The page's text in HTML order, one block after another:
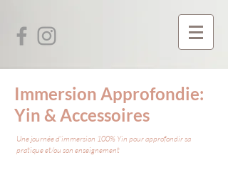
Immersion Approfondie:
Yin & Accessoires
Une journée d'immersion 100% Yin pour approfondir sa
pratique et/ou son enseignement